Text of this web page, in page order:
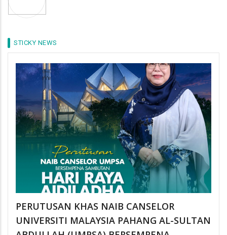
STICKY NEWS
PERUTUSAN KHAS NAIB CANSELOR
UNIVERSITI MALAYSIA PAHANG AL-SULTAN